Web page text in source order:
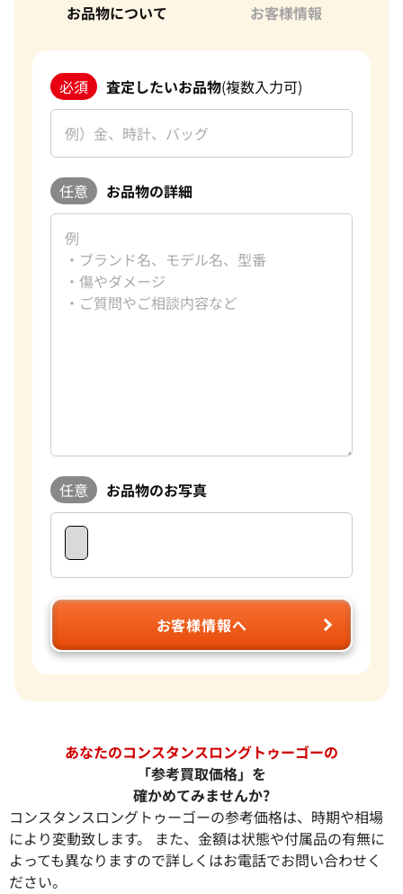
お品物について
お客様情報
必須 査定したいお品物(複数入力可)
任意 お品物の詳細
任意 お品物のお写真
お客様情報へ
あなたのコンスタンスロングトゥーゴーの
「参考買取価格」を
確かめてみませんか?
コンスタンスロングトゥーゴーの参考価格は、時期や相場
により変動致します。 また、金額は状態や付属品の有無に
よっても異なりますので詳しくはお電話でお問い合わせく
ださい。